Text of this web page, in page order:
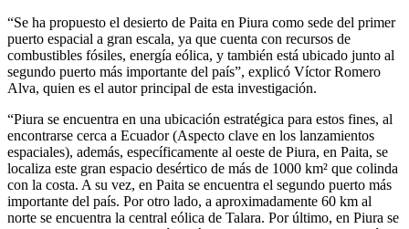
“Se ha propuesto el desierto de Paita en Piura como sede del primer
puerto espacial a gran escala, ya que cuenta con recursos de
combustibles fósiles, energía eólica, y también está ubicado junto al
segundo puerto más importante del país”, explicó Víctor Romero
Alva, quien es el autor principal de esta investigación.
“Piura se encuentra en una ubicación estratégica para estos fines, al
encontrarse cerca a Ecuador (Aspecto clave en los lanzamientos
espaciales), además, específicamente al oeste de Piura, en Paita, se
localiza este gran espacio desértico de más de 1000 km² que colinda
con la costa. A su vez, en Paita se encuentra el segundo puerto más
importante del país. Por otro lado, a aproximadamente 60 km al
norte se encuentra la central eólica de Talara. Por último, en Piura se